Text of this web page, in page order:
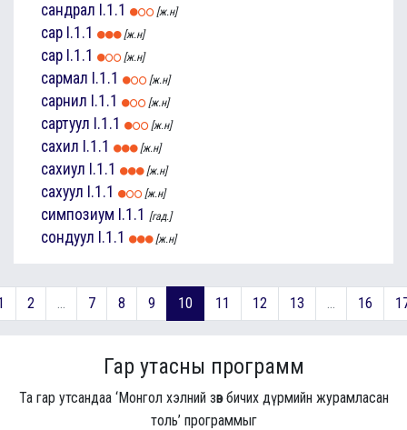
сандрал I.1.1 [ж.н]
сар I.1.1 [ж.н]
сар I.1.1 [ж.н]
сармал I.1.1 [ж.н]
сарнил I.1.1 [ж.н]
сартуул I.1.1 [ж.н]
сахил I.1.1 [ж.н]
сахиул I.1.1 [ж.н]
сахуул I.1.1 [ж.н]
симпозиум I.1.1 [гад.]
сондуул I.1.1 [ж.н]
2 ... 7 8 9 10 11 12 13 ... 16
Гар утасны программ
Та гар утсандаа ‘Монгол хэлний зөв бичих дүрмийн журамласан
толь’ программыг